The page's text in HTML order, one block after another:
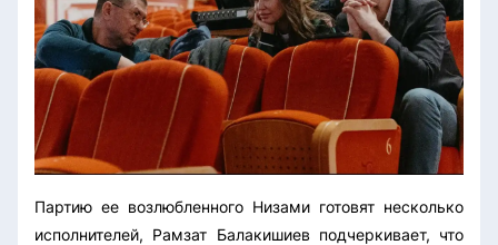
Партию ее возлюбленного Низами готовят несколько
исполнителей, Рамзат Балакишиев подчеркивает, что